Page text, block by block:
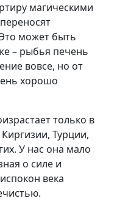
магическими
может быть
– рыбья печень
вовсе, но от
хорошо
только в
Турции,
У нас она мало
о силе и
века